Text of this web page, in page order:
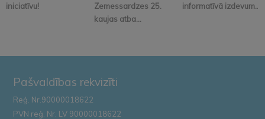
iniciatīvu!
Zemessardzes 25.
kaujas atba...
informatīvā izdevum...
Pašvaldības rekvizīti
Reģ. Nr.90000018622
PVN reģ. Nr. LV 90000018622